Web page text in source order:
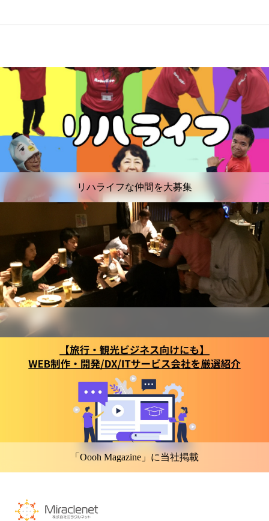
リハライフな仲間を大募集
「Oooh Magazine」に当社掲載